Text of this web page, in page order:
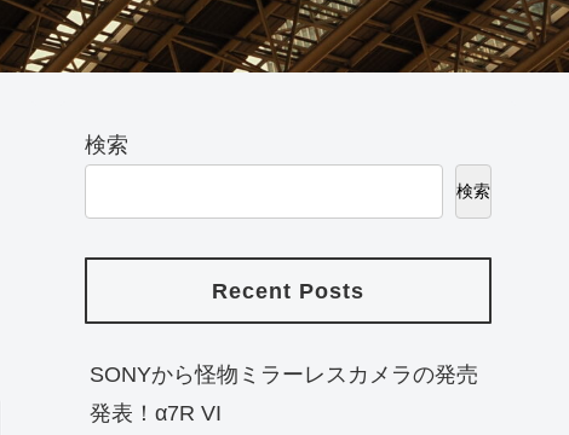
検索
検索
Recent Posts
SONYから怪物ミラーレスカメラの発売
発表！α7R VI